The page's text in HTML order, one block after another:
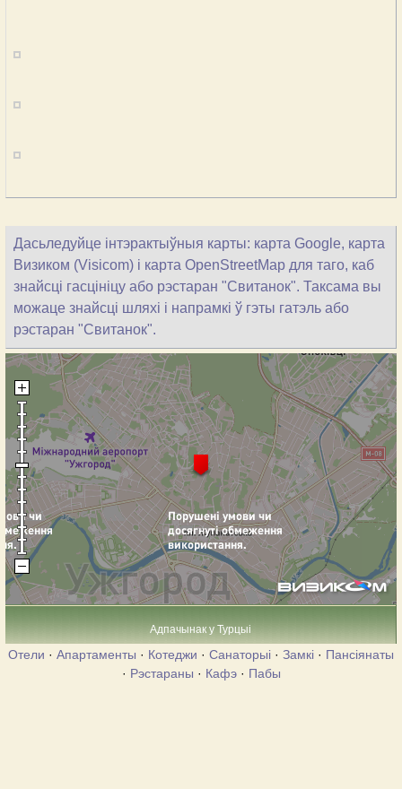
Дасьледуйце інтэрактыўныя карты: карта Google, карта
Визиком (Visicom) і карта OpenStreetMap для таго, каб
знайсці гасцініцу або рэстаран "Свитанок". Таксама вы
можаце знайсці шляхі і напрамкі ў гэты гатэль або
рэстаран "Свитанок".
Адпачынак у Турцыі
Отели · Апартаменты · Котеджи · Санаторыі · Замкі · Пансіянаты
· Рэстараны · Кафэ· Пабы